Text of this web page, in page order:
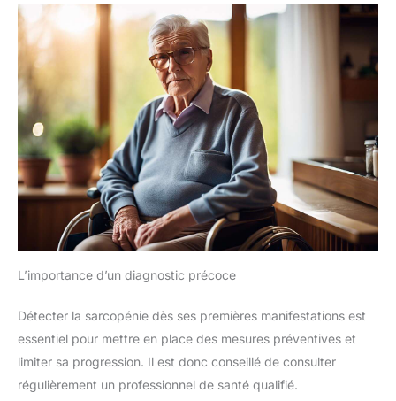
L’importance d’un diagnostic précoce
Détecter la sarcopénie dès ses premières manifestations est
essentiel pour mettre en place des mesures préventives et
limiter sa progression. Il est donc conseillé de consulter
régulièrement un professionnel de santé qualifié.